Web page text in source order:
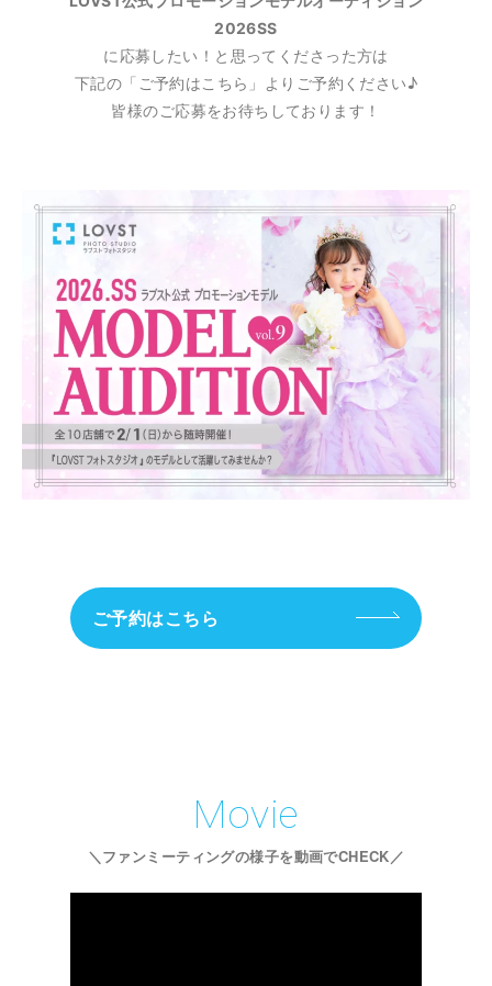
2026SS
に応募したい！と思ってくださった方は
下記の「ご予約はこちら」よりご予約ください♪
皆様のご応募をお待ちしております！
ご予約はこちら
Movie
＼ファンミーティングの様子を動画でCHECK／